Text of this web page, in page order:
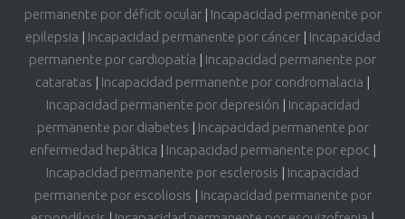
permanente por déficit ocular| Incapacidad permanente por
epilepsia | Incapacidad permanente por cáncer| Incapacidad
permanente por cardiopatía | Incapacidad permanente por
cataratas | Incapacidad permanente por condromalacia |
Incapacidad permanente por depresión | Incapacidad
permanente por diabetes | Incapacidad permanente por
enfermedad hepática | Incapacidad permanente por epoc|
Incapacidad permanente por esclerosis | Incapacidad
permanente por escoliosis | Incapacidad permanente por